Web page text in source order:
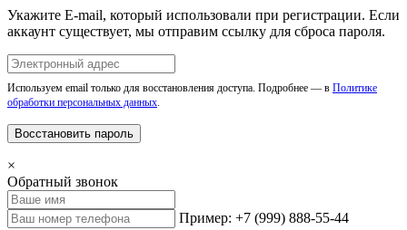
Укажите E-mail, который использовали при регистрации. Если
аккаунт существует, мы отправим ссылку для сброса пароля.
Используем email только для восстановления доступа. Подробнее — в Политике
обработки персональных данных.
Восстановить пароль
×
Обратный звонок
Пример: +7 (999) 888-55-44